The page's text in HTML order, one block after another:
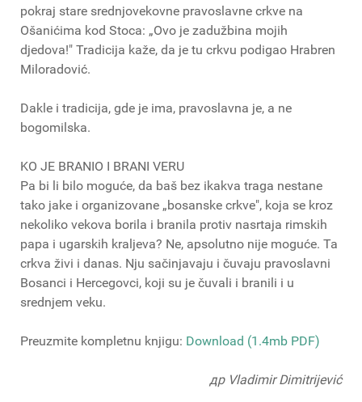
pokraj stare srednjovekovne pravoslavne crkve na
Ošanićima kod Stoca: „Ovo je zadužbina mojih
djedova!" Tradicija kaže, da je tu crkvu podigao Hrabren
Miloradović.
Dakle i tradicija, gde je ima, pravoslavna je, a ne
bogomilska.
KO JE BRANIO I BRANI VERU
Pa bi li bilo moguće, da baš bez ikakva traga nestane
tako jake i organizovane „bosanske crkve", koja se kroz
nekoliko vekova borila i branila protiv nasrtaja rimskih
papa i ugarskih kraljeva? Ne, apsolutno nije moguće. Ta
crkva živi i danas. Nju sačinjavaju i čuvaju pravoslavni
Bosanci i Hercegovci, koji su je čuvali i branili i u
srednjem veku.
Preuzmite kompletnu knjigu: Download (1.4mb PDF)
др Vladimir Dimitrijević